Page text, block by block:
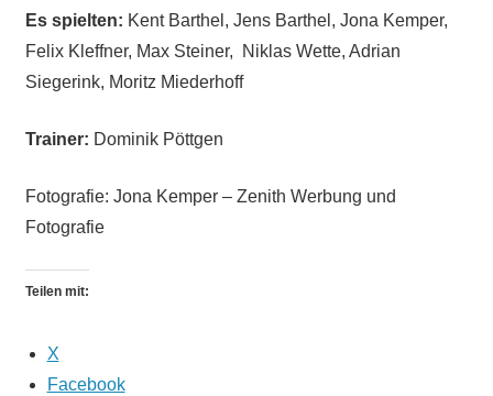
Es spielten: Kent Barthel, Jens Barthel, Jona Kemper,
Felix Kleffner, Max Steiner, Niklas Wette, Adrian
Siegerink, Moritz Miederhoff
Trainer: Dominik Pöttgen
Fotografie: Jona Kemper – Zenith Werbung und
Fotografie
Teilen mit:
X
Facebook